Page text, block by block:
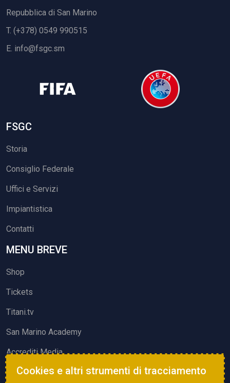
Repubblica di San Marino
T. (+378) 0549 990515
E. info@fsgc.sm
FSGC
Storia
Consiglio Federale
Uffici e Servizi
Impiantistica
Contatti
MENU BREVE
Shop
Tickets
Titani.tv
San Marino Academy
Accrediti Media
ATTIVITÀ ED EVENTI
Cookies e altri strumenti di tracciamento